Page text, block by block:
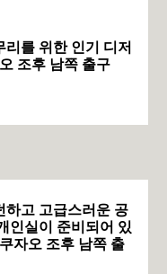
리를 위한 인기 디저
조후 남쪽 출구
하고 고급스러운 공
인실이 준비되어 있
자오 조후 남쪽 출